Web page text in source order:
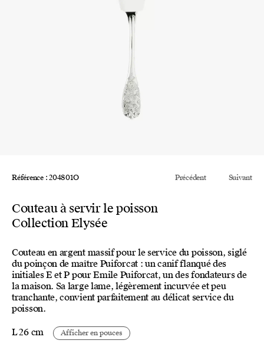
Référence : 204801O Précédent Suivant
Couteau à servir le poisson
Collection Elysée
Couteau en argent massif pour le service du poisson, siglé
du poinçon de maître Puiforcat : un canif flanqué des
initiales E et P pour Emile Puiforcat, un des fondateurs de
la maison. Sa large lame, légèrement incurvée et peu
tranchante, convient parfaitement au délicat service du
poisson.
L 26 cm Afficher en pouces